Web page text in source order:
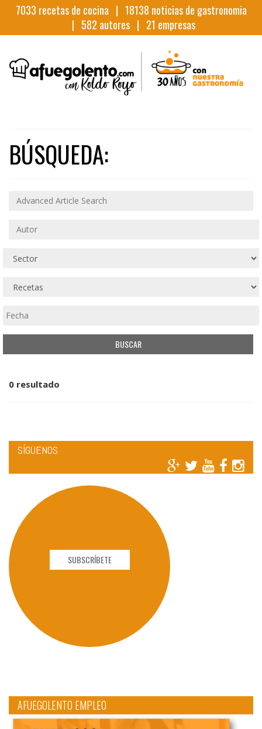
7033 recetas de cocina | 18138 noticias de gastronomia
| 582 autores | 21 empresas
BÚSQUEDA:
0 resultado
SÍGUENOS
SUBSCRÍBETE
AFUEGOLENTO EMPLEO